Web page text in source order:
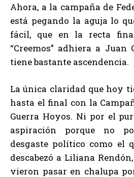
Ahora, a la campaña de
está pegando la aguja lo
fácil, que en la recta
“Creemos” adhiera a Juan
tiene bastante ascendencia.
La única claridad que hoy
hasta el final con la
Guerra Hoyos. Ni por el
aspiración porque no
desgaste político como el
descabezó a Liliana
vieron pasar en chalupa